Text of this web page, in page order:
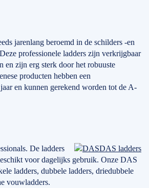
jarenlang beroemd in de schilders -en
professionele ladders zijn verkrijgbaar
en zijn erg sterk door het robuuste
producten hebben een
en kunnen gerekend worden tot de A-
DAS ladders
De ladders
voor dagelijks gebruik. Onze DAS
ladders, dubbele ladders, driedubbele
vouwladders.